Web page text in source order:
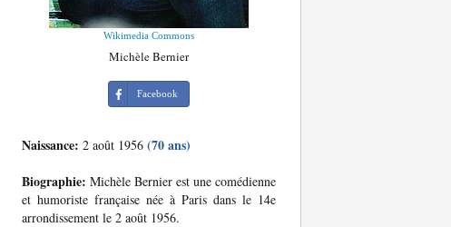
Wikimedia Commons
Michèle Bernier
Facebook
Naissance: 2 août 1956 (70 ans)
Biographie: Michèle Bernier est une comédienne
et humoriste française née à Paris dans le 14e
arrondissement le 2 août 1956.